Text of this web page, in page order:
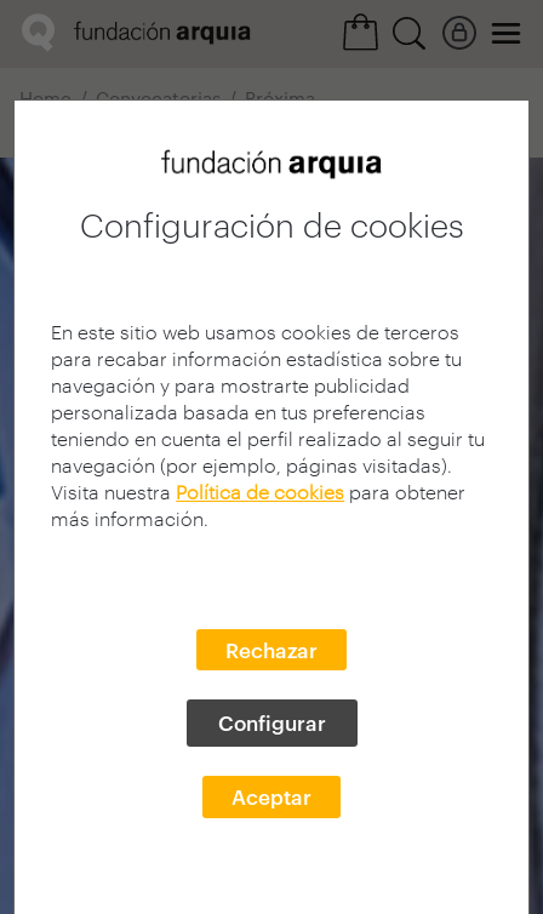
Configuración de cookies
En este sitio web usamos cookies de terceros
para recabar información estadística sobre tu
navegación y para mostrarte publicidad
personalizada basada en tus preferencias
teniendo en cuenta el perfil realizado al seguir tu
navegación (por ejemplo, páginas visitadas).
Visita nuestra Política de cookies para obtener
más información.
Rechazar
Configurar
Aceptar
Home Convocatorias
Próxima